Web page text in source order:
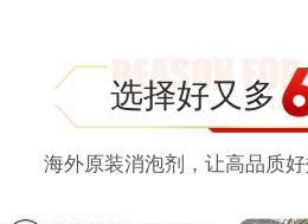
选择好又多
海外原装消泡剂，让高品质